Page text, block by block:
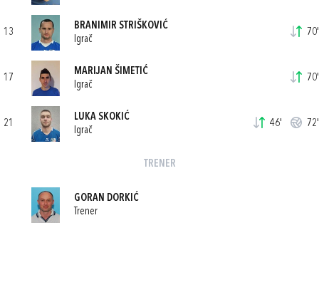
13
BRANIMIR STRIŠKOVIĆ
Igrač
70'
17
MARIJAN ŠIMETIĆ
Igrač
70'
21
LUKA SKOKIĆ
Igrač
46' 72'
TRENER
GORAN DORKIĆ
Trener